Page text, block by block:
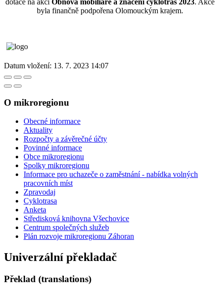
byla finančně podpořena Olomouckým krajem.
Datum vložení: 13. 7. 2023 14:07
O mikroregionu
Obecné informace
Aktuality
Rozpočty a závěrečné účty
Povinné informace
Obce mikroregionu
Spolky mikroregionu
Informace pro uchazeče o zaměstnání - nabídka volných
pracovních míst
Zpravodaj
Cyklotrasa
Anketa
Středisková knihovna Všechovice
Centrum společných služeb
Plán rozvoje mikroregionu Záhoran
Univerzální překladač
Překlad (translations)